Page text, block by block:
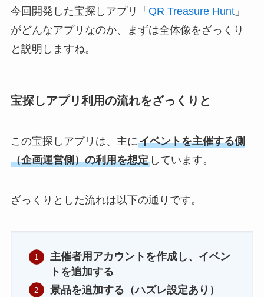
今回開発した宝探しアプリ「 QR Treasure Hunt」
がどんなアプリなのか、まずは全体像をざっくり
と説明しますね。
宝探しアプリ利用の流れをざっくりと
この宝探しアプリは、主にイベントを主催する側
（企画運営側）の利用を想定しています。
ざっくりとした流れは以下の通りです。
主催者用アカウントを作成し、イベン
トを追加する
景品を追加する（ハズレ設定あり）